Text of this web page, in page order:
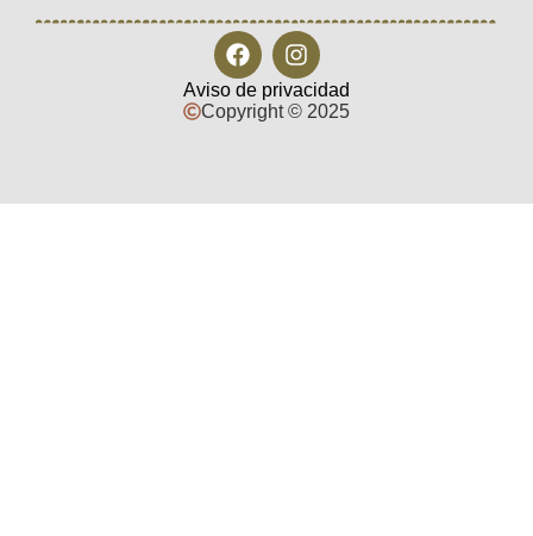
Copyright © 2025
Aviso de privacidad